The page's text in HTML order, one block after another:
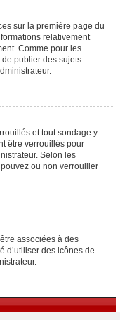
sur la première page du
relativement
Comme pour les
publier des sujets
et tout sondage y
être verrouillés pour
Selon les
ou non verrouiller
associées à des
d’utiliser des icônes de